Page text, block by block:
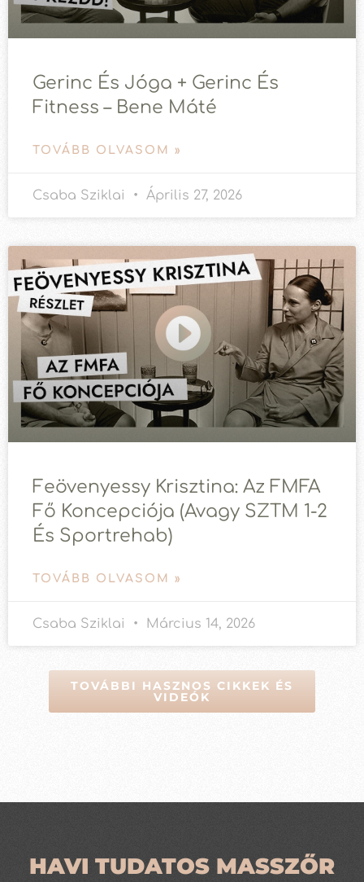
Gerinc És Jóga + Gerinc És
Fitness – Bene Máté
TOVÁBB OLVASOM »
Csaba Sziklai Április 27, 2026
Feövenyessy Krisztina: Az FMFA
Fő Koncepciója (avagy SZTM 1-2
És Sportrehab)
TOVÁBB OLVASOM »
Csaba Sziklai Március 14, 2026
TOVÁBBI HASZNOS CIKKEK ÉS
VIDEÓK
HAVI TUDATOS MASSZŐR